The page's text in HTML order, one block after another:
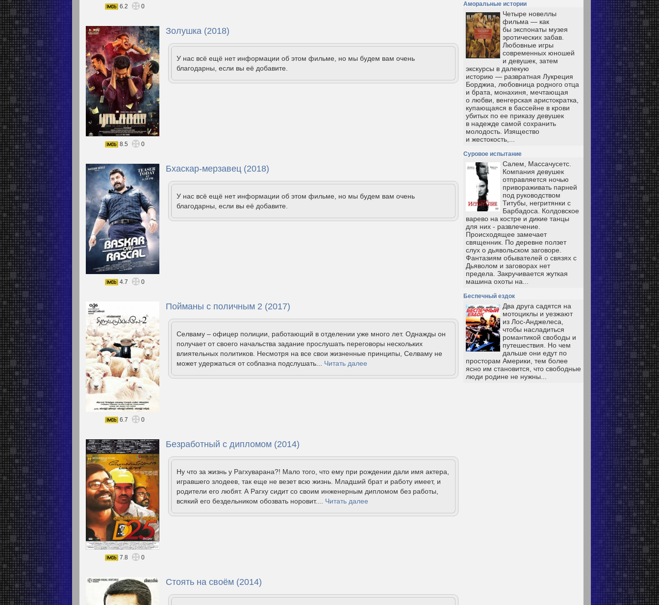
6.2 0
Золушка (2018)
У нас всё ещё нет информации об этом фильме, но мы будем вам очень
благодарны, если вы её добавите.
8.5 0
Бхаскар-мерзавец (2018)
У нас всё ещё нет информации об этом фильме, но мы будем вам очень
благодарны, если вы её добавите.
4.7 0
Пойманы с поличным 2 (2017)
Селваму – офицер полиции, работающий в отделении уже много лет. Однажды он
получает от своего начальства задание прослушать переговоры нескольких
влиятельных политиков. Несмотря на все свои жизненные принципы, Селваму не
может удержаться от соблазна подслушать... Читать далее
6.7 0
Безработный с дипломом (2014)
Ну что за жизнь у Рагхуварана?! Мало того, что ему при рождении дали имя актера,
игравшего злодеев, так еще не везет всю жизнь. Младший брат и работу имеет, и
родители его любят. А Рагху сидит со своим инженерным дипломом без работы,
всякий его бездельником обозвать норовит.... Читать далее
7.8 0
Стоять на своём (2014)
Аморальные истории
Четыре новеллы
фильма — как
бы экспонаты музея
эротических забав.
Любовные игры
современных юношей
и девушек, затем
экскурсы в далекую
историю — развратная Лукреция
Борджиа, любовница родного отца
и брата, монахиня, мечтающая
о любви, венгерская аристократка,
купающаяся в бассейне в крови
убитых по ее приказу девушек
в надежде самой сохранить
молодость. Изящество
и жестокость,...
Суровое испытание
Салем, Массачусетс.
Компания девушек
отправляется ночью
привораживать парней
под руководством
Титубы, негритянки с
Барбадоса. Колдовское
варево на костре и дикие танцы
для них - развлечение.
Происходящее замечает
священник. По деревне ползет
слух о дьявольском заговоре.
Фантазиям обывателей о связях с
Дьяволом и заговорах нет
предела. Закручивается жуткая
машина охоты на...
Беспечный ездок
Два друга садятся на
мотоциклы и уезжают
из Лос-Анджелеса,
чтобы насладиться
романтикой свободы и
путешествия. Но чем
дальше они едут по
просторам Америки, тем более
ясно им становится, что свободные
люди родине не нужны...